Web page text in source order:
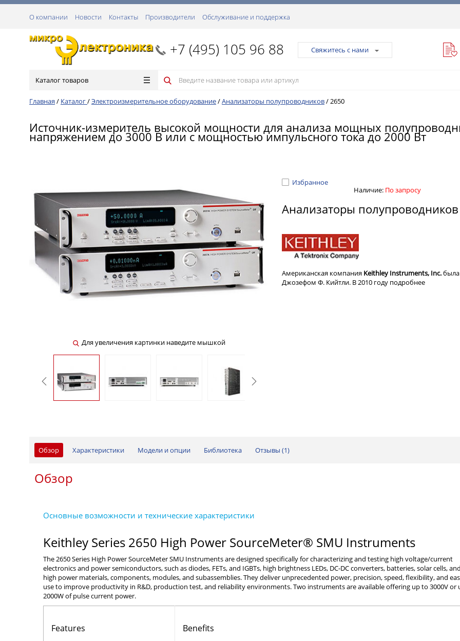
О компании Новости Контакты Производители Обслуживание и поддержка
+7 (495) 105 96 88 Свяжитесь с нами
Каталог товаров
Главная / Каталог/Электроизмерительное оборудование/Анализаторы полупроводников/2650
Источник-измеритель высокой мощности для анализа мощных
напряжением до 3000 В или с мощностью импульсного тока до 2000 Вт
Для увеличения картинки наведите мышкой
Избранное
Наличие: По запросу
Анализаторы
Американская компания Keithley Instruments, Inc.была
Джозефом Ф. Кийтли. В 2010 году подробнее
Обзор Характеристики Модели и опции Библиотека Отзывы (1)
Обзор
Keithley Series 2650 High Power SourceMeter® SMU Instruments
The 2650 Series High Power SourceMeter SMU Instruments are designed specifically for characterizing and testing high voltage/current
electronics and power semiconductors, such as diodes, FETs, and IGBTs, high brightness LEDs, DC-DC converters, batteries, solar cells,
high power materials, components, modules, and subassemblies. They deliver unprecedented power, precision, speed, flexibility, and
use to improve productivity in R&D, production test, and reliability environments. Two instruments are available offering up to 3000V or
2000W of pulse current power.
Features Benefits